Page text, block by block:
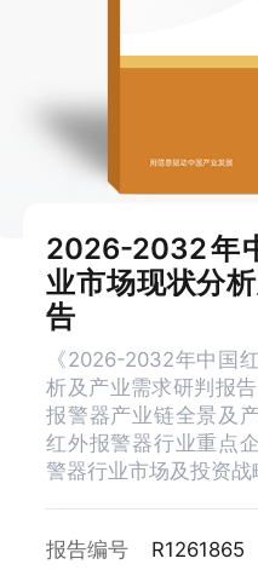
2026-2032年
业市场现状分
告
《2026-2032年中国
析及产业需求研判报
报警器产业链全景及
红外报警器行业重点
警器行业市场及投资战
报告编号 R1261865